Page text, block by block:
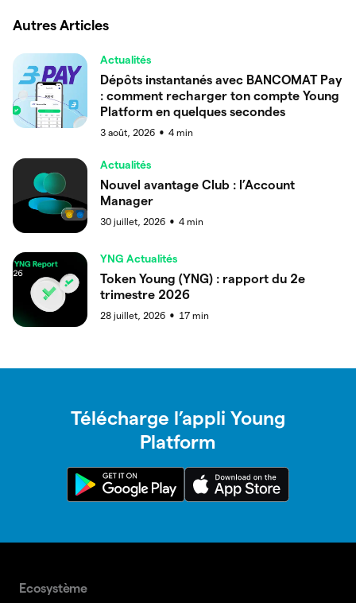
Autres Articles
Actualités
Dépôts instantanés avec BANCOMAT Pay
: comment recharger ton compte Young
Platform en quelques secondes
3 août, 2026 ● 4 min
Actualités
Nouvel avantage Club : l’Account
Manager
30 juillet, 2026 ● 4 min
YNG Actualités
Token Young (YNG) : rapport du 2e
trimestre 2026
28 juillet, 2026 ● 17 min
Télécharge l’appli Young
Platform
Ecosystème